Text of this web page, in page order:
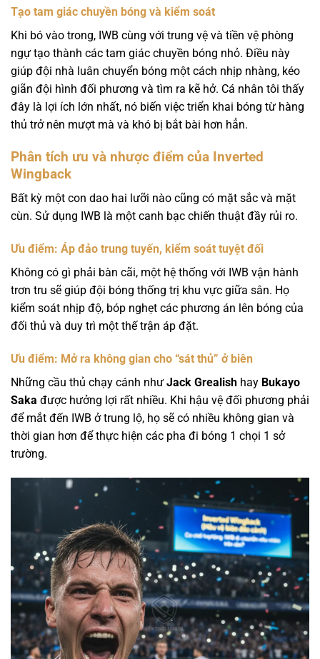
Tạo tam giác chuyền bóng và kiểm soát
Khi bó vào trong, IWB cùng với trung vệ và tiền vệ phòng
ngự tạo thành các tam giác chuyền bóng nhỏ. Điều này
giúp đội nhà luân chuyển bóng một cách nhịp nhàng, kéo
giãn đội hình đối phương và tìm ra kẽ hở. Cá nhân tôi thấy
đây là lợi ích lớn nhất, nó biến việc triển khai bóng từ hàng
thủ trở nên mượt mà và khó bị bắt bài hơn hẳn.
Phân tích ưu và nhược điểm của Inverted
Wingback
Bất kỳ một con dao hai lưỡi nào cũng có mặt sắc và mặt
cùn. Sử dụng IWB là một canh bạc chiến thuật đầy rủi ro.
Ưu điểm: Áp đảo trung tuyến, kiểm soát tuyệt đối
Không có gì phải bàn cãi, một hệ thống với IWB vận hành
trơn tru sẽ giúp đội bóng thống trị khu vực giữa sân. Họ
kiểm soát nhịp độ, bóp nghẹt các phương án lên bóng của
đối thủ và duy trì một thế trận áp đặt.
Ưu điểm: Mở ra không gian cho “sát thủ” ở biên
Những cầu thủ chạy cánh như Jack Grealish hay Bukayo
Saka được hưởng lợi rất nhiều. Khi hậu vệ đối phương phải
để mắt đến IWB ở trung lộ, họ sẽ có nhiều không gian và
thời gian hơn để thực hiện các pha đi bóng 1 chọi 1 sở
trường.